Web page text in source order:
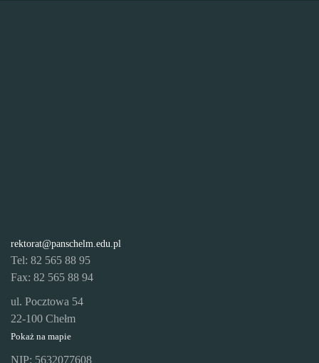
rektorat@panschelm.edu.pl
Tel: 82 565 88 95
Fax: 82 565 88 94
ul. Pocztowa 54
22-100 Chełm
Pokaż na mapie
NIP: 5632077608